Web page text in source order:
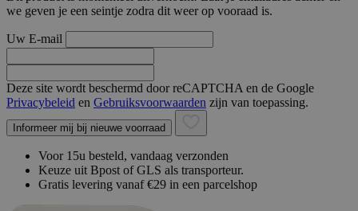
we geven je een seintje zodra dit weer op vooraad is.
Uw E-mail
Deze site wordt beschermd door reCAPTCHA en de Google
Privacybeleid en Gebruiksvoorwaarden zijn van toepassing.
Informeer mij bij nieuwe voorraad
Voor 15u besteld, vandaag verzonden
Keuze uit Bpost of GLS als transporteur.
Gratis levering vanaf €29 in een parcelshop